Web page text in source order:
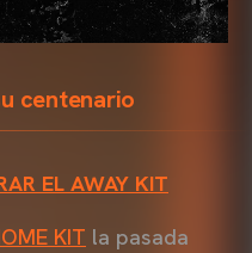
centenario
EL AWAY KIT
KIT la pasada